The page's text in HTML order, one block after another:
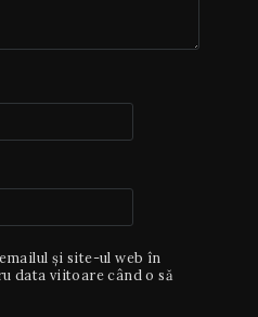
și site-ul web în
data viitoare când o să